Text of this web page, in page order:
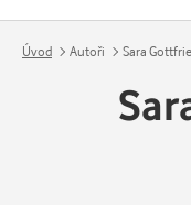
Úvod Autoři Sara